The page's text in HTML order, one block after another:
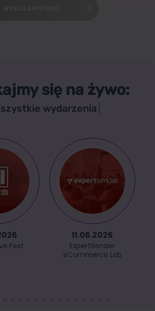
się na żywo:
wydarzenia
Fest
11.06.2026
ExpertSender
eCommerce Lab